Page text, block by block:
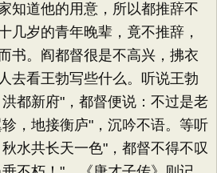
知道他的用意，所以都推辞不
几岁的青年晚辈，竟不推辞，
书。阎都督很是不高兴，拂衣
去看王勃写些什么。听说王勃
都新府"，都督便说：不过是老
，地接衡庐"，沉吟不语。等听
水共长天一色"，都督不得不叹